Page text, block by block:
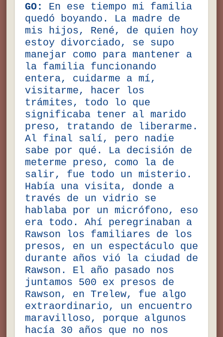
GO: En ese tiempo mi familia
quedó boyando. La madre de
mis hijos, René, de quien hoy
estoy divorciado, se supo
manejar como para mantener a
la familia funcionando
entera, cuidarme a mí,
visitarme, hacer los
trámites, todo lo que
significaba tener al marido
preso, tratando de liberarme.
Al final salí, pero nadie
sabe por qué. La decisión de
meterme preso, como la de
salir, fue todo un misterio.
Había una visita, donde a
través de un vidrio se
hablaba por un micrófono, eso
era todo. Ahí peregrinaban a
Rawson los familiares de los
presos, en un espectáculo que
durante años vió la ciudad de
Rawson. El año pasado nos
juntamos 500 ex presos de
Rawson, en Trelew, fue algo
extraordinario, un encuentro
maravilloso, porque algunos
hacía 30 años que no nos